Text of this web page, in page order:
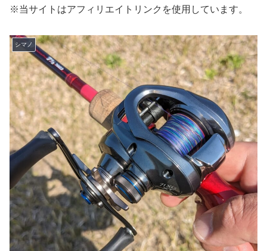
※当サイトはアフィリエイトリンクを使用しています。
シマノ